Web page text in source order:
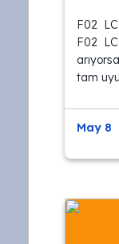
F02
F02
tam
May 8